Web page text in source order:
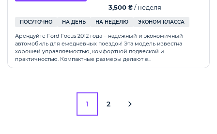
3,500 ₴/ неделя
ПОСУТОЧНО НА ДЕНЬ НА НЕДЕЛЮ ЭКОНОМ КЛАССА
Арендуйте Ford Focus 2012 года – надежный и экономичный
автомобиль для ежедневных поездок! Эта модель известна
хорошей управляемостью, комфортной подвеской и
практичностью. Компактные размеры делают е...
1 2